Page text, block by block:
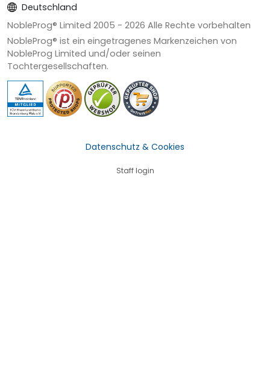
Deutschland
NobleProg® Limited 2005 - 2026 Alle Rechte vorbehalten
NobleProg® ist ein eingetragenes Markenzeichen von
NobleProg Limited und/oder seinen
Tochtergesellschaften.
Datenschutz & Cookies
Staff login